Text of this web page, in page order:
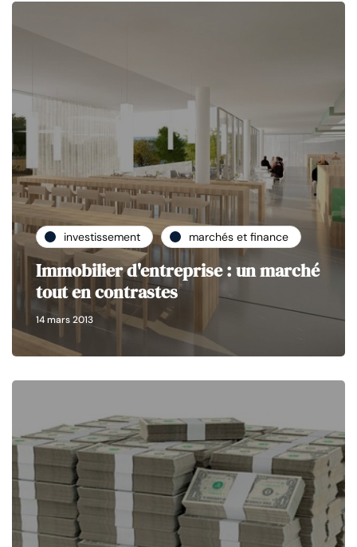
investissement marchés et finance
Immobilier d'entreprise : un marché
tout en contrastes
14 mars 2013